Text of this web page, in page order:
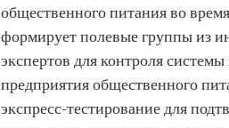
общественного питания во
формирует полевые группы из
экспертов для контроля
предприятия общественного
экспресс-тестирование для